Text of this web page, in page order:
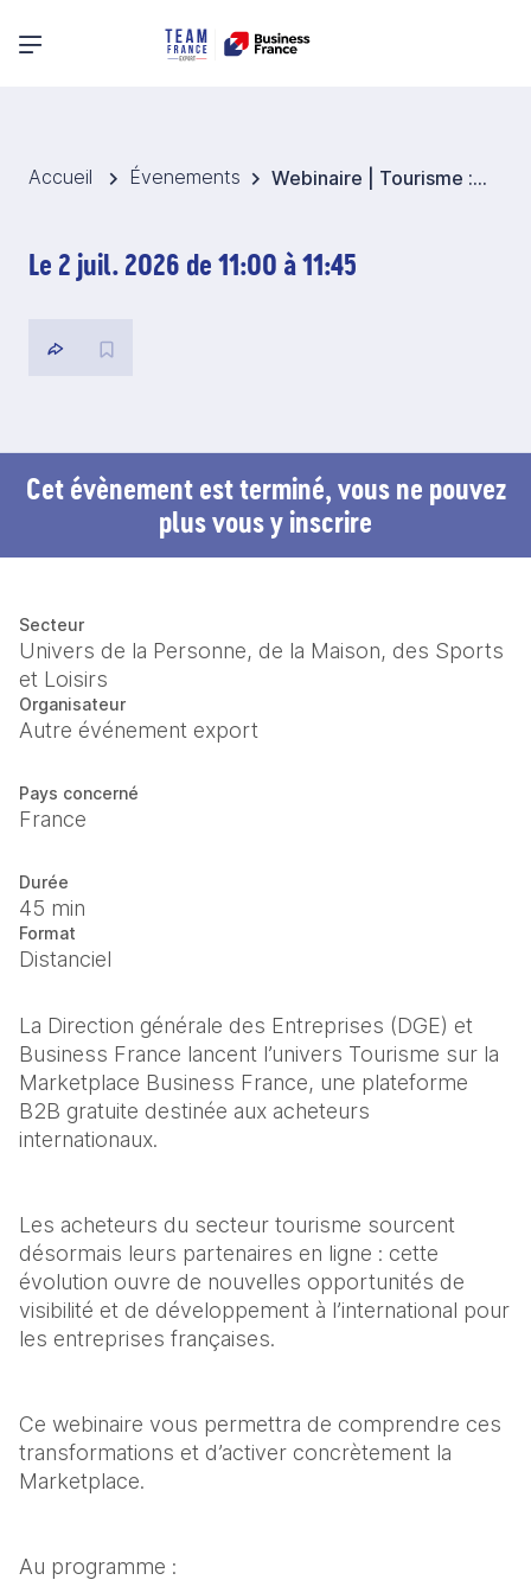
Menu principal
Accueil Évenements Webinaire | Tourisme : l'international devient incontournable, positionnez votre offre sur la Marketplace Business France
Le 2 juil. 2026 de 11:00 à 11:45
Cet évènement est terminé, vous ne pouvez
plus vous y inscrire
Secteur
Univers de la Personne, de la Maison, des Sports
et Loisirs
Organisateur
Autre événement export
Pays concerné
France
Durée
45 min
Format
Distanciel
La Direction générale des Entreprises (DGE) et
Business France lancent l’univers Tourisme sur la
Marketplace Business France, une plateforme
B2B gratuite destinée aux acheteurs
internationaux.
Les acheteurs du secteur tourisme sourcent
désormais leurs partenaires en ligne : cette
évolution ouvre de nouvelles opportunités de
visibilité et de développement à l’international pour
les entreprises françaises.
Ce webinaire vous permettra de comprendre ces
transformations et d’activer concrètement la
Marketplace.
Au programme :